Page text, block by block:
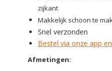
zijkant
Makkelijk schoon te
Snel verzonden
Bestel via onze app
Afmetingen: